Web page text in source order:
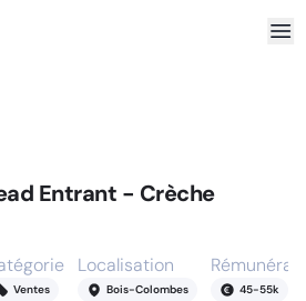
Entrant - Crèche
Ventes
Localisation
Bois-Colombes 45-55k